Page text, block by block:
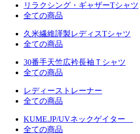
リラクシング・ギャザーTシャツ
全ての商品
久米繊維謹製レディスTシャツ
全ての商品
30番手天竺広衿長袖Ｔシャツ
全ての商品
レディーストレーナー
全ての商品
KUME.JP/UVネックゲイター
全ての商品